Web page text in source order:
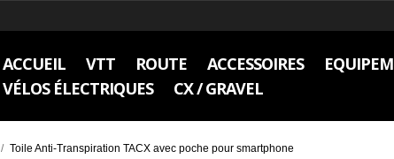
ACCUEIL VTT ROUTE ACCESSOIRES
VÉLOS ÉLECTRIQUES
CX / GRAVEL
/ Toile Anti-Transpiration TACX avec poche pour smartphone